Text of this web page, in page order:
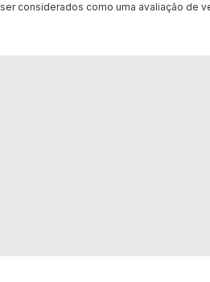
considerados como uma avaliação de